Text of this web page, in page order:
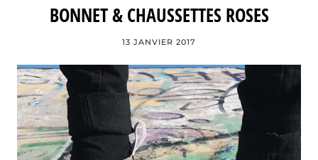
BONNET & CHAUSSETTES ROSES
13 JANVIER 2017